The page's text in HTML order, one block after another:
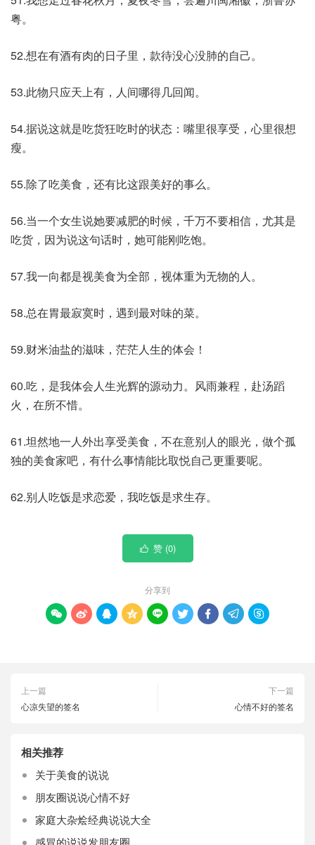
粤。
52.想在有酒有肉的日子里，款待没心没肺的自己。
53.此物只应天上有，人间哪得几回闻。
54.据说这就是吃货狂吃时的状态：嘴里很享受，心里很想
瘦。
55.除了吃美食，还有比这跟美好的事么。
56.当一个女生说她要减肥的时候，千万不要相信，尤其是
吃货，因为说这句话时，她可能刚吃饱。
57.我一向都是视美食为全部，视体重为无物的人。
58.总在胃最寂寞时，遇到最对味的菜。
59.财米油盐的滋味，茫茫人生的体会！
60.吃，是我体会人生光辉的源动力。风雨兼程，赴汤蹈
火，在所不惜。
61.坦然地一人外出享受美食，不在意别人的眼光，做个孤
独的美食家吧，有什么事情能比取悦自己更重要呢。
62.别人吃饭是求恋爱，我吃饭是求生存。
 赞 (0)
分享到
        
上一篇
心凉失望的签名
下一篇
心情不好的签名
相关推荐
关于美食的说说
朋友圈说说心情不好
家庭大杂烩经典说说大全
感冒的说说发朋友圈